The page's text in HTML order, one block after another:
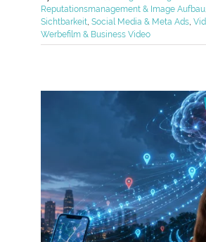
Reputationsmanagement & Image Aufbau
Sichtbarkeit,Social Media & Meta Ads,
Werbefilm & Business Video